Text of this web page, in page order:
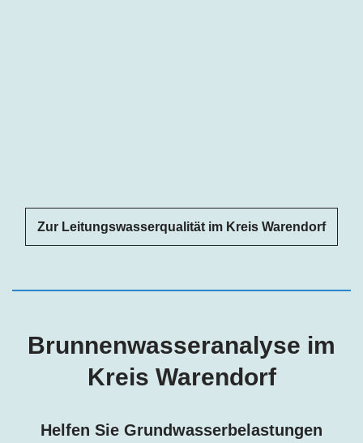
Zur Leitungswasserqualität im Kreis Warendorf
Brunnenwasseranalyse im
Kreis Warendorf
Helfen Sie Grundwasserbelastungen